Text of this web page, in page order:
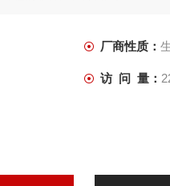
厂商性质：
访 问 量：